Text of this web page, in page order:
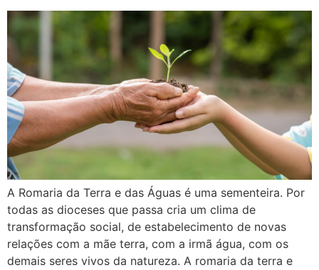
A Romaria da Terra e das Águas é uma sementeira. Por
todas as dioceses que passa cria um clima de
transformação social, de estabelecimento de novas
relações com a mãe terra, com a irmã água, com os
demais seres vivos da natureza. A romaria da terra e